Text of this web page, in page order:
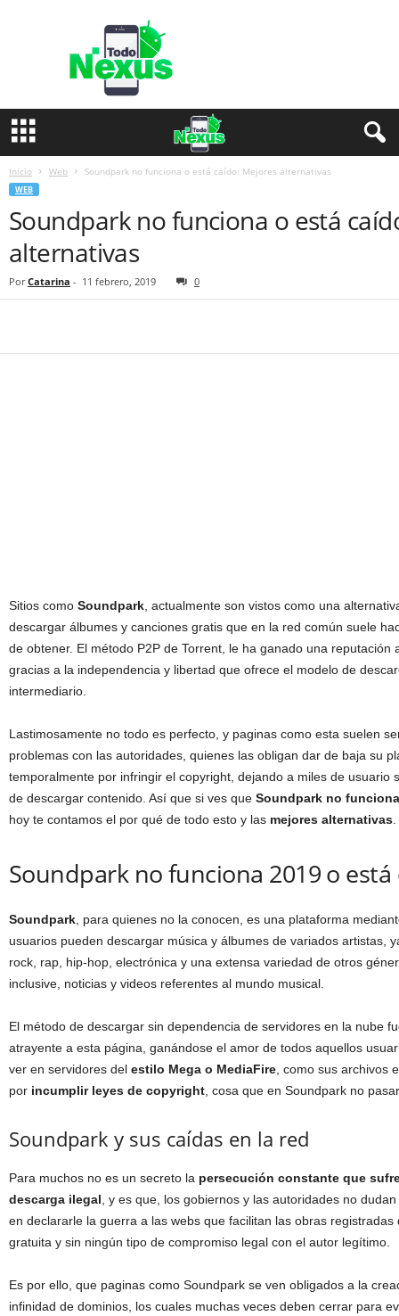
e
Inicio Web Soundpark no funciona o está caído: Mejores alternativas
WEB
Soundpark no funciona o está
alternativas
Por Catarina - 11 febrero, 2019 0
Sitios como Soundpark, actualmente son vistos como una
descargar álbumes y canciones gratis que en la red común suele
de obtener. El método P2P de Torrent, le ha ganado una reputación
gracias a la independencia y libertad que ofrece el modelo de
intermediario.
Lastimosamente no todo es perfecto, y paginas como esta suelen
problemas con las autoridades, quienes las obligan dar de baja su
temporalmente por infringir el copyright, dejando a miles de usuario
de descargar contenido. Así que si ves que Soundpark no
hoy te contamos el por qué de todo esto y las mejores alternativas.
Soundpark no funciona 2019 o está
Soundpark, para quienes no la conocen, es una plataforma
usuarios pueden descargar música y álbumes de variados artistas,
rock, rap, hip-hop, electrónica y una extensa variedad de otros
inclusive, noticias y videos referentes al mundo musical.
El método de descargar sin dependencia de servidores en la nube
atrayente a esta página, ganándose el amor de todos aquellos
ver en servidores del estilo Mega o MediaFire, como sus archivos
por incumplir leyes de copyright, cosa que en Soundpark no
Soundpark y sus caídas en la red
Para muchos no es un secreto la persecución constante que
descarga ilegal, y es que, los gobiernos y las autoridades no
en declararle la guerra a las webs que facilitan las obras registradas
gratuita y sin ningún tipo de compromiso legal con el autor legítimo.
Es por ello, que paginas como Soundpark se ven obligados a la
infinidad de dominios, los cuales muchas veces deben cerrar para